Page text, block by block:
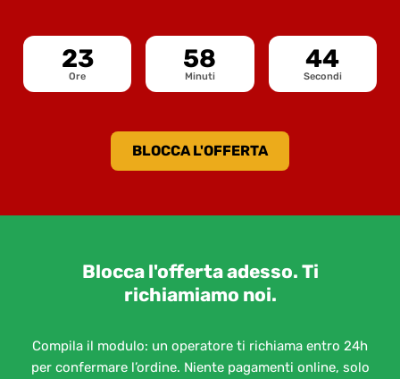
23
Ore
58
Minuti
43
Secondi
BLOCCA L'OFFERTA
Blocca l'offerta adesso. Ti
richiamiamo noi.
Compila il modulo: un operatore ti richiama entro 24h
per confermare l’ordine. Niente pagamenti online, solo